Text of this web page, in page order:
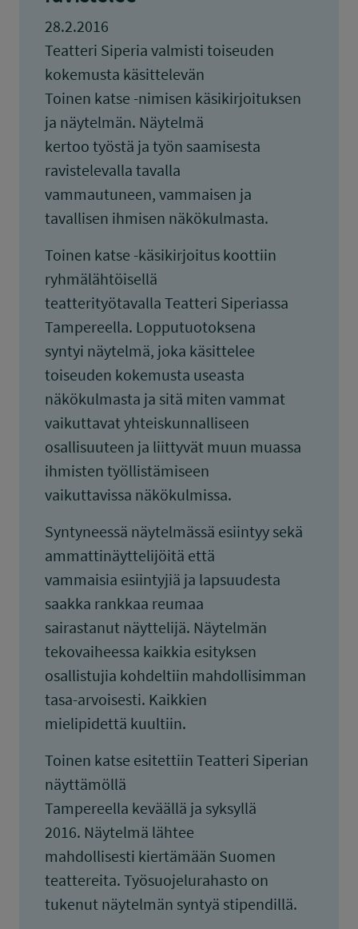
28.2.2016
Teatteri Siperia valmisti toiseuden
kokemusta käsittelevän
Toinen katse -nimisen käsikirjoituksen
ja näytelmän. Näytelmä
kertoo työstä ja työn saamisesta
ravistelevalla tavalla
vammautuneen, vammaisen ja
tavallisen ihmisen näkökulmasta.
Toinen katse -käsikirjoitus koottiin
ryhmälähtöisellä
teatterityötavalla Teatteri Siperiassa
Tampereella. Lopputuotoksena
syntyi näytelmä, joka käsittelee
toiseuden kokemusta useasta
näkökulmasta ja sitä miten vammat
vaikuttavat yhteiskunnalliseen
osallisuuteen ja liittyvät muun muassa
ihmisten työllistämiseen
vaikuttavissa näkökulmissa.
Syntyneessä näytelmässä esiintyy sekä
ammattinäyttelijöitä että
vammaisia esiintyjiä ja lapsuudesta
saakka rankkaa reumaa
sairastanut näyttelijä. Näytelmän
tekovaiheessa kaikkia esityksen
osallistujia kohdeltiin mahdollisimman
tasa-arvoisesti. Kaikkien
mielipidettä kuultiin.
Toinen katse esitettiin Teatteri Siperian
näyttämöllä
Tampereella keväällä ja syksyllä
2016. Näytelmä lähtee
mahdollisesti kiertämään Suomen
teattereita. Työsuojelurahasto on
tukenut näytelmän syntyä stipendillä.